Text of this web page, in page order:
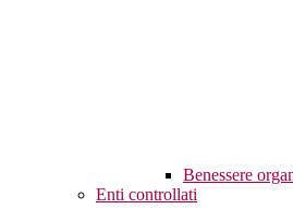
Benessere
Enti controllati